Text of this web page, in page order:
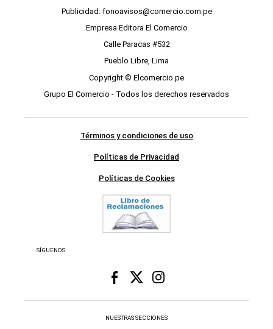
Publicidad: fonoavisos@comercio.com.pe
Empresa Editora El Comercio
Calle Paracas #532
Pueblo Libre, Lima
Copyright © Elcomercio.pe
Grupo El Comercio - Todos los derechos reservados
Términos y condiciones de uso
Políticas de Privacidad
Políticas de Cookies
SÍGUENOS
NUESTRAS SECCIONES